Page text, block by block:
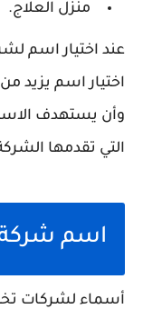
منزل العلاج.
عند اختيار اسم
اختيار اسم يزيد
وأن يستهدف
التي تقدمها
اسم
أسماء لشركات